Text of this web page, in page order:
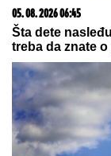
09. 08. 2026 08:03
NESTAO
potonuo u mulj:
TERENU